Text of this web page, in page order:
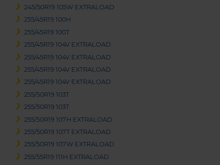
245/50R19 105W EXTRALOAD
255/45R19 100H
255/45R19 100T
255/45R19 104V EXTRALOAD
255/45R19 104V EXTRALOAD
255/45R19 104V EXTRALOAD
255/45R19 104V EXTRALOAD
255/50R19 103T
255/50R19 103T
255/50R19 107H EXTRALOAD
255/50R19 107T EXTRALOAD
255/50R19 107W EXTRALOAD
255/55R19 111H EXTRALOAD